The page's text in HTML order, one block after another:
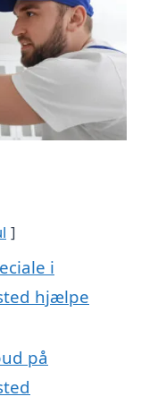
i
hjælpe
på